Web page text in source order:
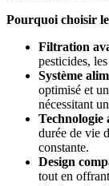
Pourquoi choisir
Filtration
pesticides,
Système
optimisé et
nécessitant
Technologie
durée de vie
constante.
Design
tout en